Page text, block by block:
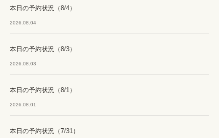
本日の予約状況（8/4）
2026.08.04
本日の予約状況（8/3）
2026.08.03
本日の予約状況（8/1）
2026.08.01
本日の予約状況（7/31）